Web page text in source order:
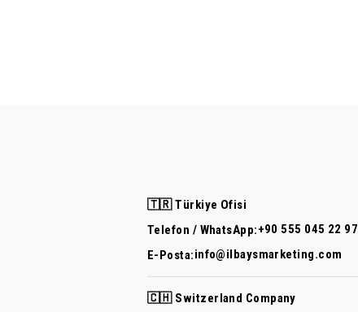
🇹🇷 Türkiye Ofisi
Telefon / WhatsApp:+90 555 045 22 97
E-Posta:info@ilbaysmarketing.com
🇨🇭 Switzerland Company